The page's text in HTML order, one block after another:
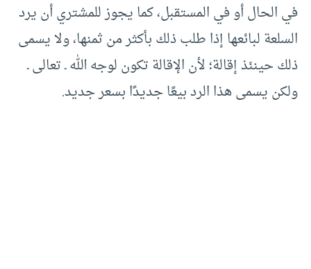
في الحال أو في المستقبل، كما يجوز للمشتري أن يرد
السلعة لبائعها إذا طلب ذلك بأكثر من ثمنها، ولا يسمى
ذلك حينئذ إقالة؛ لأن الإقالة تكون لوجه الله ـ تعالى ـ
ولكن يسمى هذا الرد بيعًا جديدًا بسعر جديد.